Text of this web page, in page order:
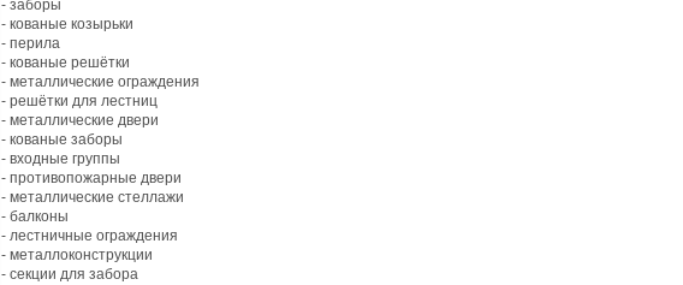
- заборы
- кованые козырьки
- перила
- кованые решётки
- металлические ограждения
- решётки для лестниц
- металлические двери
- кованые заборы
- входные группы
- противопожарные двери
- металлические стеллажи
- балконы
- лестничные ограждения
- металлоконструкции
- секции для забора